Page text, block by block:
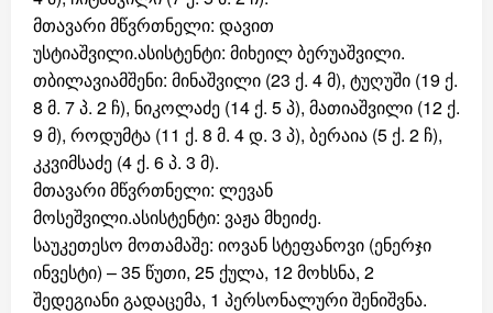
მთავარი მწვრთნელი: დავით
უსტიაშვილი.ასისტენტი: მიხეილ ბერუაშვილი.
თბილავიამშენი: მინაშვილი (23 ქ. 4 მ), ტუღუში (19 ქ.
8 მ. 7 პ. 2 ჩ), ნიკოლაძე (14 ქ. 5 პ), მათიაშვილი (12 ქ.
9 მ), როდუმტა (11 ქ. 8 მ. 4 დ. 3 პ), ბერაია (5 ქ. 2 ჩ),
კკვიმსაძე (4 ქ. 6 პ. 3 მ).
მთავარი მწვრთნელი: ლევან
მოსეშვილი.ასისტენტი: ვაჟა მხეიძე.
საუკეთესო მოთამაშე: იოვან სტეფანოვი (ენერჯი
ინვესტი) – 35 წუთი, 25 ქულა, 12 მოხსნა, 2
შედეგიანი გადაცემა, 1 პერსონალური შენიშვნა.